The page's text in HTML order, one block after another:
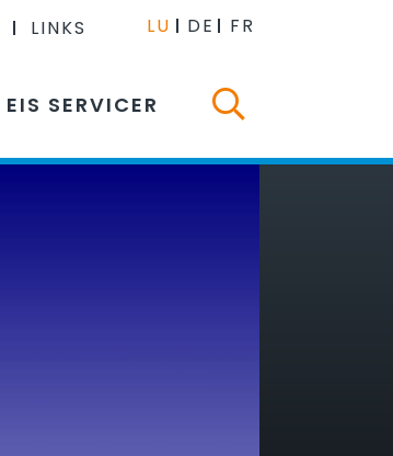
LINKS LU DE FR
EIS SERVICER